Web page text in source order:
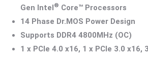
Gen Intel® Core™ Processors
14 Phase Dr.MOS Power Design
Supports DDR4 4800MHz (OC)
1 x PCIe 4.0 x16, 1 x PCIe 3.0 x16,